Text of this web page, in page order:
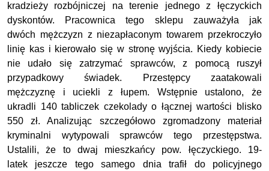
kradzieży rozbójniczej na terenie jednego z łęczyckich
dyskontów. Pracownica tego sklepu zauważyła jak
dwóch mężczyzn z niezapłaconym towarem przekroczyło
linię kas i kierowało się w stronę wyjścia. Kiedy kobiecie
nie udało się zatrzymać sprawców, z pomocą ruszył
przypadkowy świadek. Przestępcy zaatakowali
mężczyznę i uciekli z łupem. Wstępnie ustalono, że
ukradli 140 tabliczek czekolady o łącznej wartości blisko
550 zł. Analizując szczegółowo zgromadzony materiał
kryminalni wytypowali sprawców tego przestępstwa.
Ustalili, że to dwaj mieszkańcy pow. łęczyckiego. 19-
latek jeszcze tego samego dnia trafił do policyjnego